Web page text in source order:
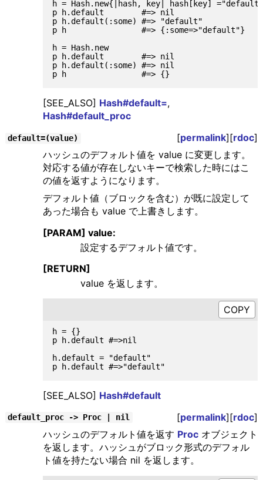
h = Hash.new{|hash, key| hash[key]
p h.default        #=> nil
p h.default(:some) #=> "default"
p h                #=> {:some=>"default"}
h = Hash.new
p h.default        #=> nil
p h.default(:some) #=> nil
[SEE_ALSO] Hash#default=,
Hash#default_proc
default=(value) [permalink][rdoc]
ハッシュのデフォルト値を value に変更します。
対応する値が存在しないキーで検索した時にはこ
の値を返すようになります。
デフォルト値（ブロックを含む）が既に設定して
あった場合も value で上書きします。
[PARAM] value:
設定するデフォルト値です。
[RETURN]
value を返します。
h = {}
p h.default #=>nil
h.default = "default"
[SEE_ALSO] Hash#default
default_proc -> Proc | nil [permalink][rdoc]
ハッシュのデフォルト値を返す Procオブジェクト
を返します。ハッシュがブロック形式のデフォル
ト値を持たない場合 nil を返します。